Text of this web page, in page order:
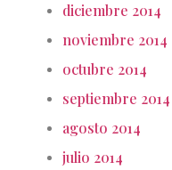
diciembre 2014
noviembre 2014
octubre 2014
septiembre 2014
agosto 2014
julio 2014